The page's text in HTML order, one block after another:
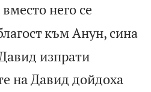
него се
към Анун, сина
изпрати
на Давид дойдоха